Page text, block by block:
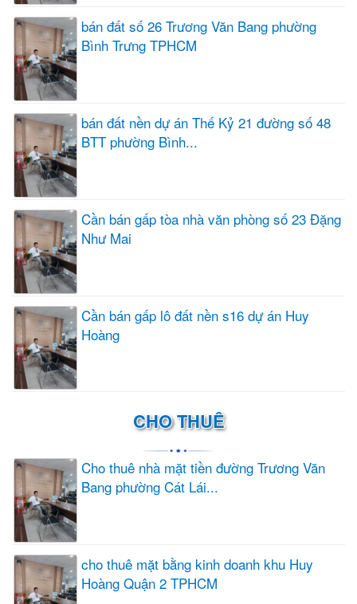
bán đất số 26 Trương Văn Bang phường
Bình Trưng TPHCM
bán đất nền dự án Thế Kỷ 21 đường số 48
BTT phường Bình...
Cần bán gấp tòa nhà văn phòng số 23 Đặng
Như Mai
Cần bán gấp lô đất nền s16 dự án Huy
Hoàng
CHO THUÊ
Cho thuê nhà mặt tiền đường Trương Văn
Bang phường Cát Lái...
cho thuê mặt bằng kinh doanh khu Huy
Hoàng Quận 2 TPHCM